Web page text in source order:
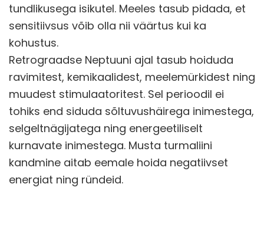
tundlikusega isikutel. Meeles tasub pidada, et
sensitiivsus võib olla nii väärtus kui ka
kohustus.
Retrograadse Neptuuni ajal tasub hoiduda
ravimitest, kemikaalidest, meelemürkidest ning
muudest stimulaatoritest. Sel perioodil ei
tohiks end siduda sõltuvushäirega inimestega,
selgeltnägijatega ning energeetiliselt
kurnavate inimestega. Musta turmaliini
kandmine aitab eemale hoida negatiivset
energiat ning ründeid.